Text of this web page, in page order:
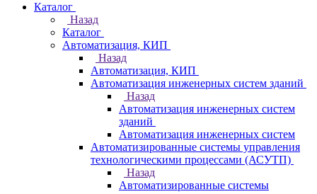
Каталог
Назад
Каталог
Автоматизация, КИП
Назад
Автоматизация, КИП
Автоматизация инженерных систем зданий
Назад
Автоматизация инженерных систем
зданий
Автоматизация инженерных систем
Автоматизированные системы управления
технологическими процессами (АСУТП)
Назад
Автоматизированные системы